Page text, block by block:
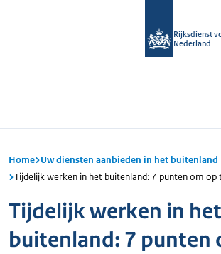
Rijksdienst
Nederland
Home Uw diensten aanbieden in het buitenland
Tijdelijk werken in het buitenland: 7 punten om op
Tijdelijk werken in het
buitenland: 7 punten